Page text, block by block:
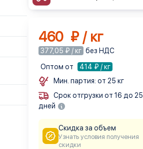
460 ₽ / кг
377,05 ₽ / кг без НДС
Оптом от
414 ₽ / кг
Мин. партия: от 25 кг
Срок отгрузки от 16 до 25
дней
Скидка за объем
Узнать условия получения
скидки